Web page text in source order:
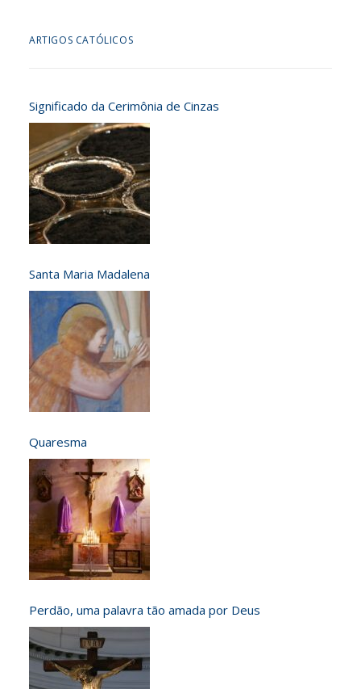
ARTIGOS CATÓLICOS
Significado da Cerimônia de Cinzas
Santa Maria Madalena
Quaresma
Perdão, uma palavra tão amada por Deus